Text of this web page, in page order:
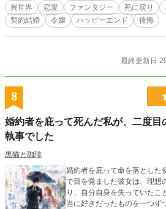
異世界 恋愛 ファンタジー 死に戻り
契約結婚
令嬢 ハッピーエンド 後悔
最終更新日
8
婚約者を庇って死んだ私が、二度目
執事でした
黒猫と珈琲
婚約者を庇って命を落とした
で目を覚ました彼女は、理想
り、自分自身を失っていたこ
当に好きだったものを一つず